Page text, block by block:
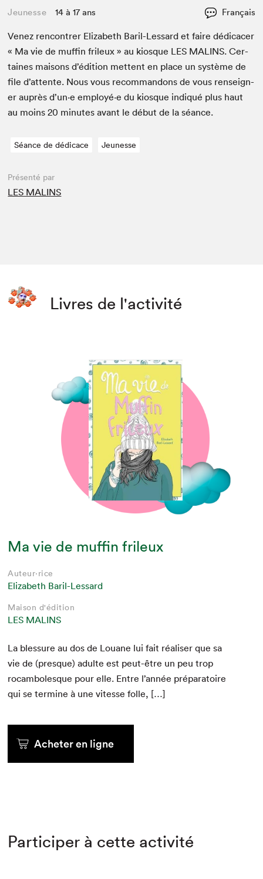
Jeunesse 14 à 17 ans Français
Venez ren­con­tr­er Eliz­a­beth Bar­il-Lessard et faire dédi­cac­er
« Ma vie de muf­fin frileux » au kiosque LES MALINS. Cer­
taines maisons d’édi­tion met­tent en place un sys­tème de
file d’at­tente. Nous vous recom­man­dons de vous ren­seign­
er auprès d’un·e employé·e du kiosque indiqué plus haut
au moins20 min­utes avant le début de la séance.
Séance de dédicace Jeunesse
Présenté par
LES MALINS
Livres de l'activité
Ma vie de muffin frileux
Auteur·rice
Elizabeth Baril-Lessard
Maison d'édition
LES MALINS
La blessure au dos de Louane lui fait réalis­er que sa
vie de (presque) adulte est peut-être un peu trop
rocam­bo­lesque pour elle. Entre l’année pré­para­toire
qui se ter­mine à une vitesse folle, […]
Acheter en ligne
Participer à cette activité